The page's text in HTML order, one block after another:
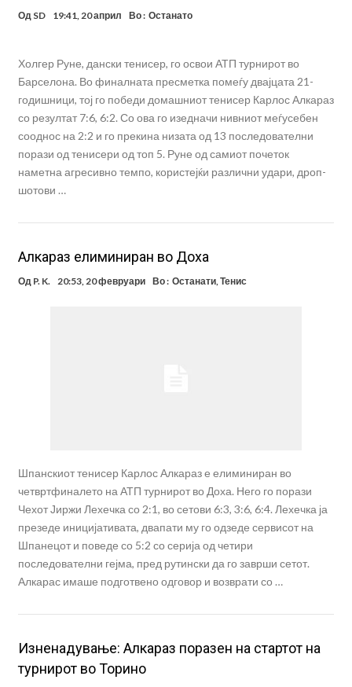
Од SD 19:41, 20 април Во : Останато
Холгер Руне, дански тенисер, го освои АТП турнирот во
Барселона. Во финалната пресметка помеѓу двајцата 21-
годишници, тој го победи домашниот тенисер Карлос Алкараз
со резултат 7:6, 6:2. Со ова го изедначи нивниот меѓусебен
сооднос на 2:2 и го прекина низата од 13 последователни
порази од тенисери од топ 5. Руне од самиот почеток
наметна агресивно темпо, користејќи различни удари, дроп-
шотови …
Алкараз елиминиран во Доха
Од P. K. 20:53, 20 февруари Во : Останати, Тенис
Шпанскиот тенисер Карлос Алкараз е елиминиран во
четвртфиналето на АТП турнирот во Доха. Него го порази
Чехот Јиржи Лехечка со 2:1, во сетови 6:3, 3:6, 6:4. Лехечка ја
презеде иницијативата, двапати му го одзеде сервисот на
Шпанецот и поведе со 5:2 со серија од четири
последователни гејма, пред рутински да го заврши сетот.
Алкарас имаше подготвено одговор и возврати со …
Изненадување: Алкараз поразен на стартот на
турнирот во Торино